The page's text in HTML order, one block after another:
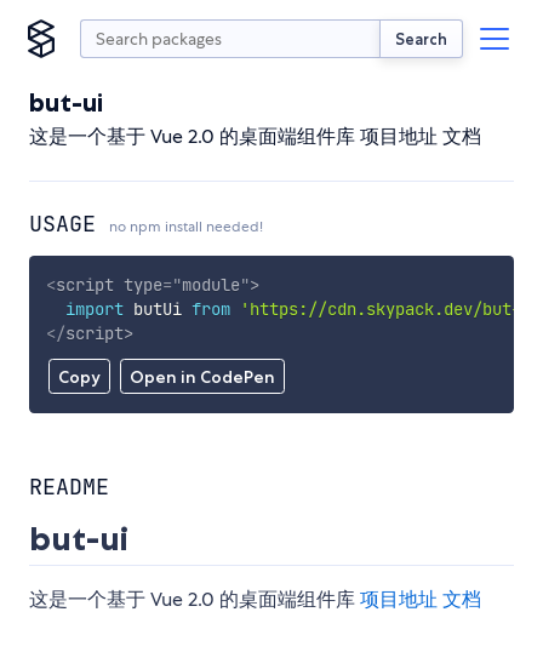
Search
but-ui
这是一个基于 Vue 2.0 的桌面端组件库 项目地址 文档
USAGE no npm install needed!
Copy Open in CodePen
<script type="module">
import butUi from
'https://cdn.skypack.dev/but-
</script>
README
but-ui
这是一个基于 Vue 2.0 的桌面端组件库项目地址文档